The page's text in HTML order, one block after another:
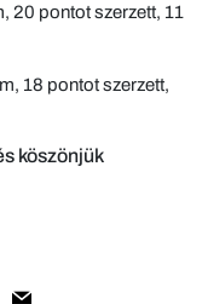
20 pontot szerzett, 11
18 pontot szerzett,
köszönjük